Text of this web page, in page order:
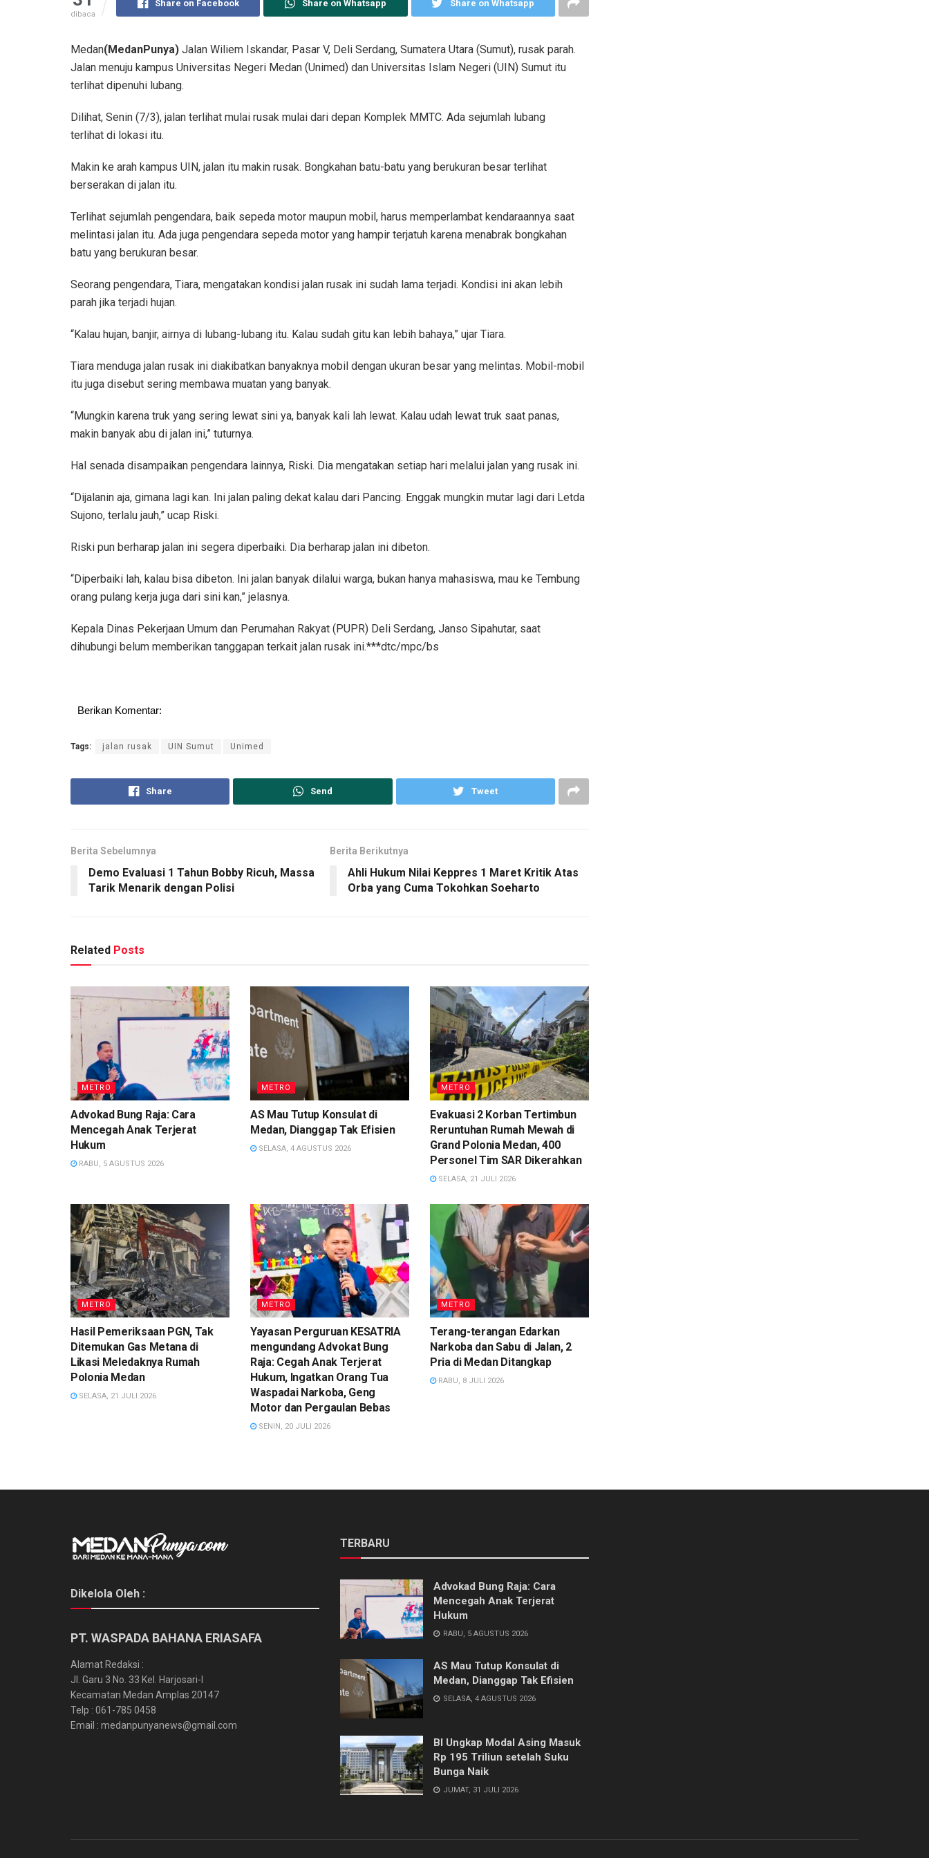
dibaca
Share on Facebook Share on Whatsapp Share on Whatsapp
Medan(MedanPunya) Jalan Wiliem Iskandar, Pasar V, Deli Serdang, Sumatera Utara (Sumut), rusak parah.
Jalan menuju kampus Universitas Negeri Medan (Unimed) dan Universitas Islam Negeri (UIN) Sumut itu
terlihat dipenuhi lubang.
Dilihat, Senin (7/3), jalan terlihat mulai rusak mulai dari depan Komplek MMTC. Ada sejumlah lubang
terlihat di lokasi itu.
Makin ke arah kampus UIN, jalan itu makin rusak. Bongkahan batu-batu yang berukuran besar terlihat
berserakan di jalan itu.
Terlihat sejumlah pengendara, baik sepeda motor maupun mobil, harus memperlambat kendaraannya saat
melintasi jalan itu. Ada juga pengendara sepeda motor yang hampir terjatuh karena menabrak bongkahan
batu yang berukuran besar.
Seorang pengendara, Tiara, mengatakan kondisi jalan rusak ini sudah lama terjadi. Kondisi ini akan lebih
parah jika terjadi hujan.
“Kalau hujan, banjir, airnya di lubang-lubang itu. Kalau sudah gitu kan lebih bahaya,” ujar Tiara.
Tiara menduga jalan rusak ini diakibatkan banyaknya mobil dengan ukuran besar yang melintas. Mobil-mobil
itu juga disebut sering membawa muatan yang banyak.
“Mungkin karena truk yang sering lewat sini ya, banyak kali lah lewat. Kalau udah lewat truk saat panas,
makin banyak abu di jalan ini,” tuturnya.
Hal senada disampaikan pengendara lainnya, Riski. Dia mengatakan setiap hari melalui jalan yang rusak ini.
“Dijalanin aja, gimana lagi kan. Ini jalan paling dekat kalau dari Pancing. Enggak mungkin mutar lagi dari Letda
Sujono, terlalu jauh,” ucap Riski.
Riski pun berharap jalan ini segera diperbaiki. Dia berharap jalan ini dibeton.
“Diperbaiki lah, kalau bisa dibeton. Ini jalan banyak dilalui warga, bukan hanya mahasiswa, mau ke Tembung
orang pulang kerja juga dari sini kan,” jelasnya.
Kepala Dinas Pekerjaan Umum dan Perumahan Rakyat (PUPR) Deli Serdang, Janso Sipahutar, saat
dihubungi belum memberikan tanggapan terkait jalan rusak ini.***dtc/mpc/bs
Berikan Komentar:
Tags: jalan rusak UIN Sumut Unimed
Share Send Tweet
Berita Sebelumnya
Demo Evaluasi 1 Tahun Bobby Ricuh, Massa
Tarik Menarik dengan Polisi
Berita Berikutnya
Ahli Hukum Nilai Keppres 1 Maret Kritik Atas
Orba yang Cuma Tokohkan Soeharto
Related Posts
METRO
Advokad Bung Raja: Cara
Mencegah Anak Terjerat
Hukum
RABU, 5 AGUSTUS 2026
METRO
AS Mau Tutup Konsulat di
Medan, Dianggap Tak Efisien
SELASA, 4 AGUSTUS 2026
METRO
Evakuasi 2 Korban Tertimbun
Reruntuhan Rumah Mewah di
Grand Polonia Medan, 400
Personel Tim SAR Dikerahkan
SELASA, 21 JULI 2026
METRO
Hasil Pemeriksaan PGN, Tak
Ditemukan Gas Metana di
Likasi Meledaknya Rumah
Polonia Medan
SELASA, 21 JULI 2026
METRO
Yayasan Perguruan KESATRIA
mengundang Advokat Bung
Raja: Cegah Anak Terjerat
Hukum, Ingatkan Orang Tua
Waspadai Narkoba, Geng
Motor dan Pergaulan Bebas
SENIN, 20 JULI 2026
METRO
Terang-terangan Edarkan
Narkoba dan Sabu di Jalan, 2
Pria di Medan Ditangkap
RABU, 8 JULI 2026
Dikelola Oleh :
PT. WASPADA BAHANA ERIASAFA
Alamat Redaksi :
Jl. Garu 3 No. 33 Kel. Harjosari-I
Kecamatan Medan Amplas 20147
Telp : 061-785 0458
Email : medanpunyanews@gmail.com
TERBARU
Advokad Bung Raja: Cara
Mencegah Anak Terjerat
Hukum
RABU, 5 AGUSTUS 2026
AS Mau Tutup Konsulat di
Medan, Dianggap Tak Efisien
SELASA, 4 AGUSTUS 2026
BI Ungkap Modal Asing Masuk
Rp 195 Triliun setelah Suku
Bunga Naik
JUMAT, 31 JULI 2026